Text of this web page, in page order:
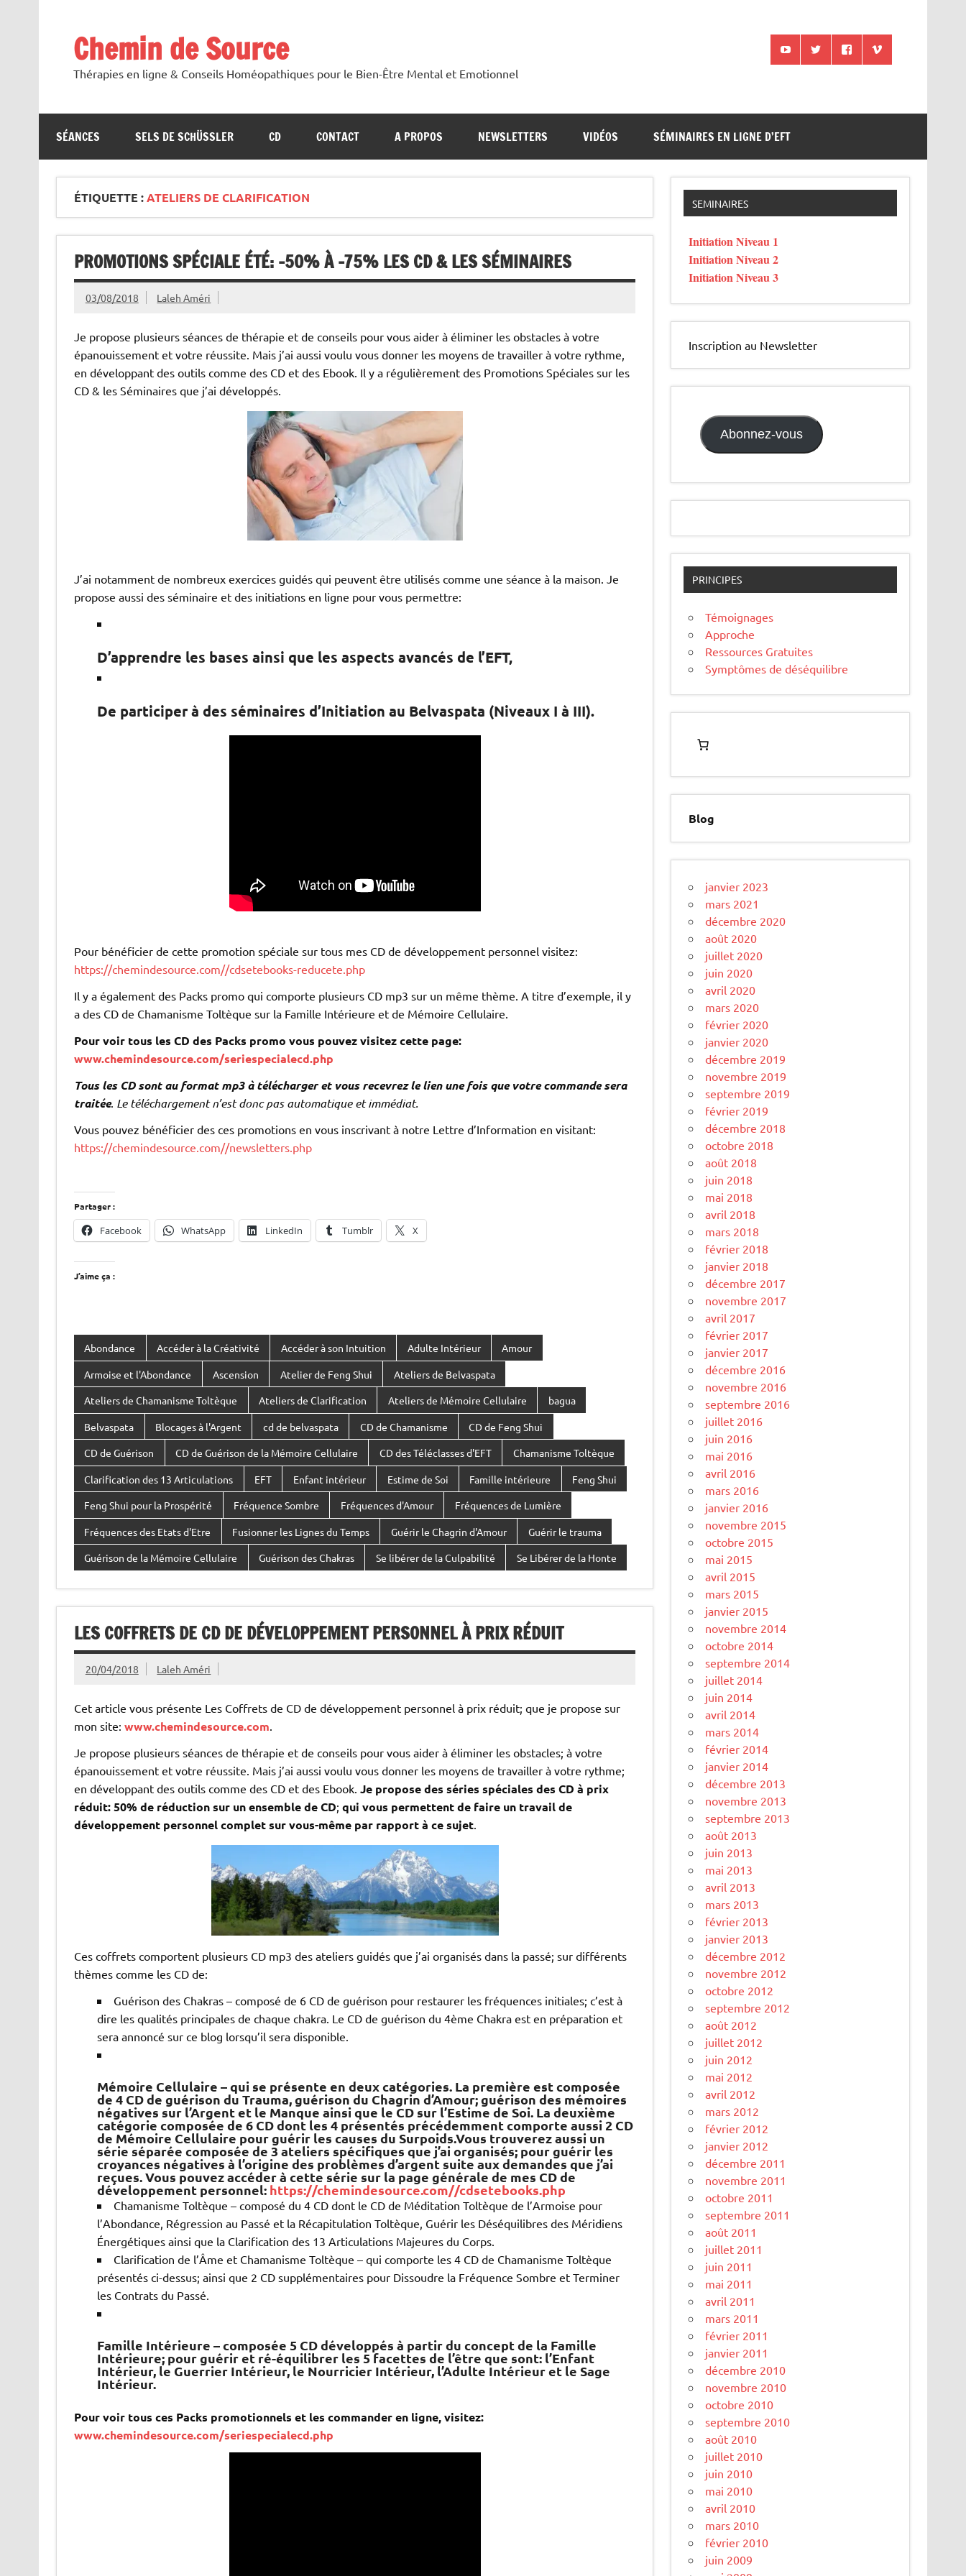
Chemin de Source
Thérapies en ligne & Conseils Homéopathiques pour le Bien-Être Mental et Emotionnel
SÉANCES SELS DE SCHÜSSLER CD CONTACT A PROPOS NEWSLETTERS VIDÉOS SÉMINAIRES EN LIGNE D’EFT
ÉTIQUETTE :ATELIERS DE CLARIFICATION
PROMOTIONS SPÉCIALE ÉTÉ: -50% À -75% LES CD & LES SÉMINAIRES
03/08/2018 Laleh Améri
Je propose plusieurs séances de thérapie et de conseils pour vous aider à éliminer les obstacles à votre
épanouissement et votre réussite. Mais j’ai aussi voulu vous donner les moyens de travailler à votre rythme,
en développant des outils comme des CD et des Ebook. Il y a régulièrement des Promotions Spéciales sur les
CD & les Séminaires que j’ai développés.
J’ai notamment de nombreux exercices guidés qui peuvent être utilisés comme une séance à la maison. Je
propose aussi des séminaire et des initiations en ligne pour vous permettre:
D’apprendre les bases ainsi que les aspects avancés de l’EFT,
De participer à des séminaires d’Initiation au Belvaspata (Niveaux I à III).
Pour bénéficier de cette promotion spéciale sur tous mes CD de développement personnel visitez:
https://chemindesource.com//cdsetebooks-reducete.php
Il y a également des Packs promo qui comporte plusieurs CD mp3 sur un même thème. A titre d’exemple, il y
a des CD de Chamanisme Toltèque sur la Famille Intérieure et de Mémoire Cellulaire.
Pour voir tous les CD des Packs promo vous pouvez visitez cette page:
www.chemindesource.com/seriespecialecd.php
Tous les CD sont au format mp3 à télécharger et vous recevrez le lien une fois que votre commande sera
traitée. Le téléchargement n’est donc pas automatique et immédiat.
Vous pouvez bénéficier des ces promotions en vous inscrivant à notre Lettre d’Information en visitant:
https://chemindesource.com//newsletters.php
Partager :
Facebook WhatsApp LinkedIn Tumblr X
J’aime ça :
Abondance Accéder à la Créativité Accéder à son Intuition Adulte Intérieur Amour
Armoise et l'Abondance Ascension Atelier de Feng Shui Ateliers de Belvaspata
Ateliers de Chamanisme Toltèque Ateliers de Clarification Ateliers de Mémoire Cellulaire bagua
Belvaspata Blocages à l'Argent cd de belvaspata CD de Chamanisme CD de Feng Shui
CD de Guérison CD de Guérison de la Mémoire Cellulaire CD des Téléclasses d'EFT Chamanisme Toltèque
Clarification des 13 Articulations EFT Enfant intérieur Estime de Soi Famille intérieure Feng Shui
Feng Shui pour la Prospérité Fréquence Sombre Fréquences d'Amour Fréquences de Lumière
Fréquences des Etats d'Etre Fusionner les Lignes du Temps Guérir le Chagrin d'Amour Guérir le trauma
Guérison de la Mémoire Cellulaire Guérison des Chakras Se libérer de la Culpabilité Se Libérer de la Honte
LES COFFRETS DE CD DE DÉVELOPPEMENT PERSONNEL À PRIX RÉDUIT
20/04/2018 Laleh Améri
Cet article vous présente Les Coffrets de CD de développement personnel à prix réduit; que je propose sur
mon site: www.chemindesource.com.
Je propose plusieurs séances de thérapie et de conseils pour vous aider à éliminer les obstacles; à votre
épanouissement et votre réussite. Mais j’ai aussi voulu vous donner les moyens de travailler à votre rythme;
en développant des outils comme des CD et des Ebook. Je propose des séries spéciales des CD à prix
réduit: 50% de réduction sur un ensemble de CD; qui vous permettent de faire un travail de
développement personnel complet sur vous-même par rapport à ce sujet.
Ces coffrets comportent plusieurs CD mp3 des ateliers guidés que j’ai organisés dans la passé; sur différents
thèmes comme les CD de:
Guérison des Chakras – composé de 6 CD de guérison pour restaurer les fréquences initiales; c’est à
dire les qualités principales de chaque chakra. Le CD de guérison du 4ème Chakra est en préparation et
sera annoncé sur ce blog lorsqu’il sera disponible.
Mémoire Cellulaire – qui se présente en deux catégories. La première est composée
de 4 CD de guérison du Trauma, guérison du Chagrin d’Amour; guérison des mémoires
négatives sur l’Argent et le Manque ainsi que le CD sur l’Estime de Soi. La deuxième
catégorie composée de 6 CD dont les 4 présentés précédemment comporte aussi 2 CD
de Mémoire Cellulaire pour guérir les causes du Surpoids.Vous trouverez aussi un
série séparée composée de 3 ateliers spécifiques que j’ai organisés; pour guérir les
croyances négatives à l’origine des problèmes d’argent suite aux demandes que j’ai
reçues. Vous pouvez accéder à cette série sur la page générale de mes CD de
développement personnel: https://chemindesource.com//cdsetebooks.php
Chamanisme Toltèque – composé du 4 CD dont le CD de Méditation Toltèque de l’Armoise pour
l’Abondance, Régression au Passé et la Récapitulation Toltèque, Guérir les Déséquilibres des Méridiens
Énergétiques ainsi que la Clarification des 13 Articulations Majeures du Corps.
Clarification de l’Âme et Chamanisme Toltèque – qui comporte les 4 CD de Chamanisme Toltèque
présentés ci-dessus; ainsi que 2 CD supplémentaires pour Dissoudre la Fréquence Sombre et Terminer
les Contrats du Passé.
Famille Intérieure – composée 5 CD développés à partir du concept de la Famille
Intérieure; pour guérir et ré-équilibrer les 5 facettes de l’être que sont: l’Enfant
Intérieur, le Guerrier Intérieur, le Nourricier Intérieur, l’Adulte Intérieur et le Sage
Intérieur.
Pour voir tous ces Packs promotionnels et les commander en ligne, visitez:
www.chemindesource.com/seriespecialecd.php
SEMINAIRES
Initiation Niveau 1
Initiation Niveau 2
Initiation Niveau 3
Inscription au Newsletter
Abonnez-vous
PRINCIPES
Témoignages
Approche
Ressources Gratuites
Symptômes de déséquilibre
Blog
janvier 2023
mars 2021
décembre 2020
août 2020
juillet 2020
juin 2020
avril 2020
mars 2020
février 2020
janvier 2020
décembre 2019
novembre 2019
septembre 2019
février 2019
décembre 2018
octobre 2018
août 2018
juin 2018
mai 2018
avril 2018
mars 2018
février 2018
janvier 2018
décembre 2017
novembre 2017
avril 2017
février 2017
janvier 2017
décembre 2016
novembre 2016
septembre 2016
juillet 2016
juin 2016
mai 2016
avril 2016
mars 2016
janvier 2016
novembre 2015
octobre 2015
mai 2015
avril 2015
mars 2015
janvier 2015
novembre 2014
octobre 2014
septembre 2014
juillet 2014
juin 2014
avril 2014
mars 2014
février 2014
janvier 2014
décembre 2013
novembre 2013
septembre 2013
août 2013
juin 2013
mai 2013
avril 2013
mars 2013
février 2013
janvier 2013
décembre 2012
novembre 2012
octobre 2012
septembre 2012
août 2012
juillet 2012
juin 2012
mai 2012
avril 2012
mars 2012
février 2012
janvier 2012
décembre 2011
novembre 2011
octobre 2011
septembre 2011
août 2011
juillet 2011
juin 2011
mai 2011
avril 2011
mars 2011
février 2011
janvier 2011
décembre 2010
novembre 2010
octobre 2010
septembre 2010
août 2010
juillet 2010
juin 2010
mai 2010
avril 2010
mars 2010
février 2010
juin 2009